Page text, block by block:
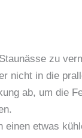
zu
nicht in die
ab, um die
etwas